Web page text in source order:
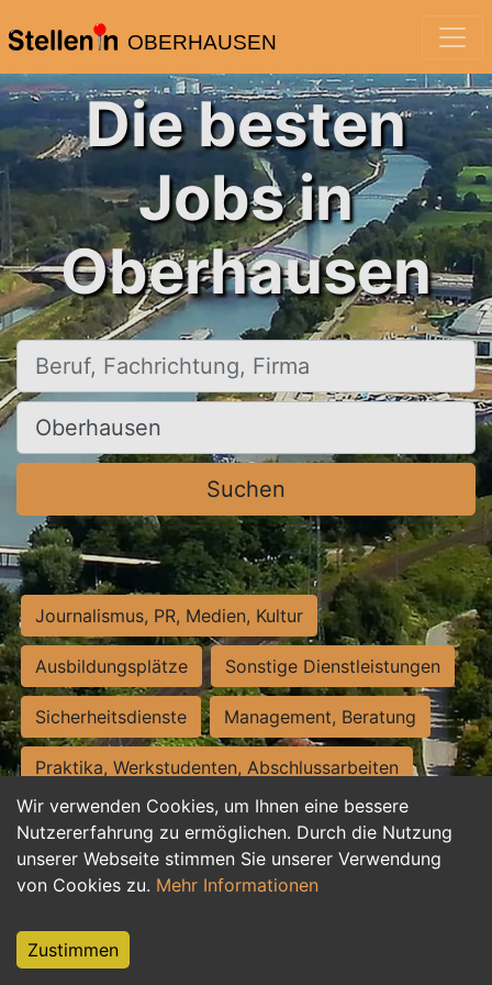
OBERHAUSEN
Wir verwenden Cookies, um Ihnen eine bessere
Nutzererfahrung zu ermöglichen. Durch die Nutzung
unserer Webseite stimmen Sie unserer Verwendung
von Cookies zu. Mehr Informationen
Zustimmen
Die besten
Jobs in
Oberhausen
Beruf, Fachrichtung, Firma
Ort, Stadt
Suchen
Journalismus, PR, Medien, Kultur
Ausbildungsplätze Sonstige Dienstleistungen
Sicherheitsdienste Management, Beratung
Praktika, Werkstudenten, Abschlussarbeiten
Personalwesen Assistenz, Sekretariat
Hilfskräfte, Aushilfs- und Nebenjobs
Weiterbildung, Studium, duale Ausbildung